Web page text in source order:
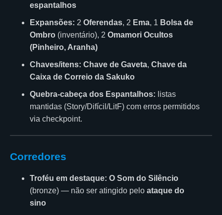
espantalhos
Expansões: 2 Oferendas, 2 Ema, 1 Bolsa de
Ombro (inventário), 2 Omamori Ocultos
(Pinheiro, Aranha)
Chaves/itens: Chave de Gaveta, Chave da
Caixa de Correio da Sakuko
Quebra-cabeça dos Espantalhos: listas
mantidas (Story/Difícil/LitF) com erros permitidos
via checkpoint.
Corredores
Troféu em destaque: O Som do Silêncio
(bronze) — não ser atingido pelo ataque do
sino